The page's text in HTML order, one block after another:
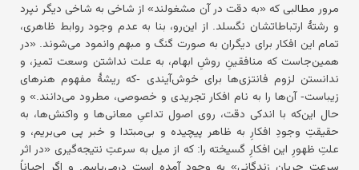
مرور مطالبی که «به دقت در آن مشغولند» از شاخی به شاخی دیگر نپرد
و رشتهٔ ارتباطاتشان نگسلد. از این‌رو، بنا به عدم وجود روابط ظاهری،
تمام این افکار برای دیگران به صورت گنگ و مبهم وانمود می‌شوند. «در
همین‌جاست که منافقینِ روشِ ابهام، به علت نداشتن وسعت تمیز، و
ندانستن لزوم فانتزی‌ها برای خوش‌آیندی -که ریشهٔ مفهوم هنرهای
زیباست- آن‌ها را به نام افکار تجریدی و خصوصی، مطرود می‌دانند.» و
حال این‌که با اندکی دقت، روی اصول تداعیِ معانی‌ها و واکنش‌ها، به
حقیقتِ وجودِ افکارِ به ظاهر پیچیده و بی‌مبتدا و خبر پی می‌بریم، و
علتِ ظهورِ این افکارِ گسیخته را: که از میل به سرعتِ نتیجه‌گیری «در اثر
سرعت جریان زندگانی» به وجود آمده است درمی‌یابیم. و اگر احیاناً